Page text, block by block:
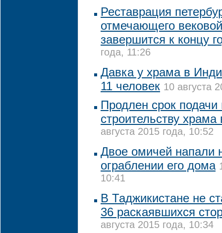
Реставрация
отмечающего
завершится к концу
года, 11:26
Давка у храма в
11 человек 10 августа
Продлен срок
строительству
августа 2015 года, 10:52
Двое омичей напали
ограблении его дома
10:41
В Таджикистане не
36 раскаявшихся
августа 2015 года, 10:34